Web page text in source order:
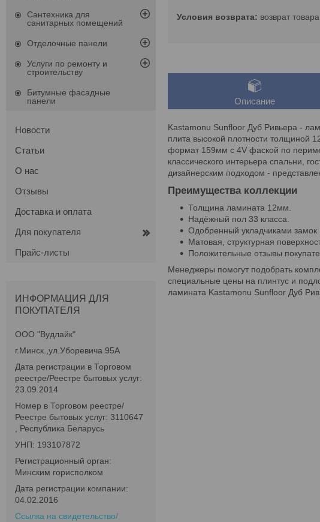
возврат
Описание
Kastamonu Sunfloor Дуб Ривьера -
плита высокой плотности толщиной
формат 159мм с 4V фаской по
классического интерьера спальни,
дизайнерским подходом -
Преимущества коллекции
Толщина ламината 12мм.
Надёжный пол 33 класса.
Одобренный укладчиками замок
Матовая, структурная
Положительные отзывы
Менеджеры помогут подобрать
специальные цены на плинтус и
ламината Kastamonu Sunfloor Дуб
Сантехника для
санитарных помещений
Отделочные панели
Услуги по ремонту и
строительству
Битумные фасадные
панели
Новости
Статьи
О нас
Отзывы
Доставка и оплата
Для покупателя
Прайс-листы
ИНФОРМАЦИЯ ДЛЯ
ПОКУПАТЕЛЯ
ООО "Вудлайк"
г.Минск.,ул.Уборевича 95А
Дата регистрации в Торговом
реестре/Реестре бытовых услуг:
23.09.2014
Номер в Торговом реестре/
Реестре бытовых услуг: 3110647
, Республика Беларусь
УНП: 193107872
Регистрационный орган:
Минским горисполком
Дата регистрации компании:
04.02.2016
Ссылка на свидетельство/